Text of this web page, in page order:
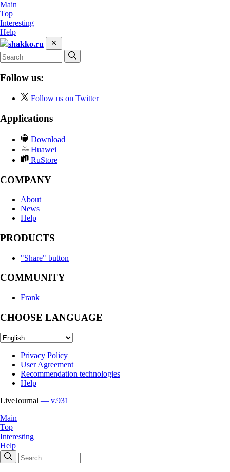
Main
Top
Interesting
Help
shakko.ru
Follow us:
Follow us on Twitter
Applications
Download
Huawei
RuStore
COMPANY
About
News
Help
PRODUCTS
"Share" button
COMMUNITY
Frank
CHOOSE LANGUAGE
Privacy Policy
User Agreement
Recommendation technologies
Help
LiveJournal — v.931
Main
Top
Interesting
Help